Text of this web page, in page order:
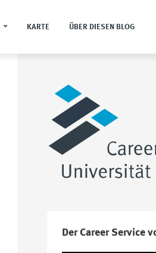
KARTE ÜBER DIESEN BLOG
Der Career Service